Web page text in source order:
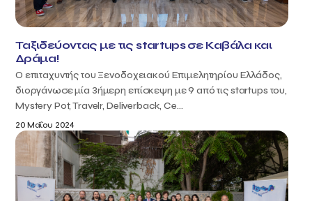
Ταξιδεύοντας με τις startups σε Καβάλα και
Δράμα!
Ο επιταχυντής του Ξενοδοχειακού Επιμελητηρίου Ελλάδος,
διοργάνωσε μία 3ήμερη επίσκεψη με 9 από τις startups του,
Mystery Pot, Travelr, Deliverback, Ce...
20 Μαΐου 2024